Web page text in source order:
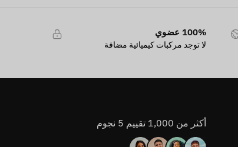
100% عضوي
لا توجد مركبات كيميائية مضافة
أكثر من 1,000 تقييم 5 نجوم